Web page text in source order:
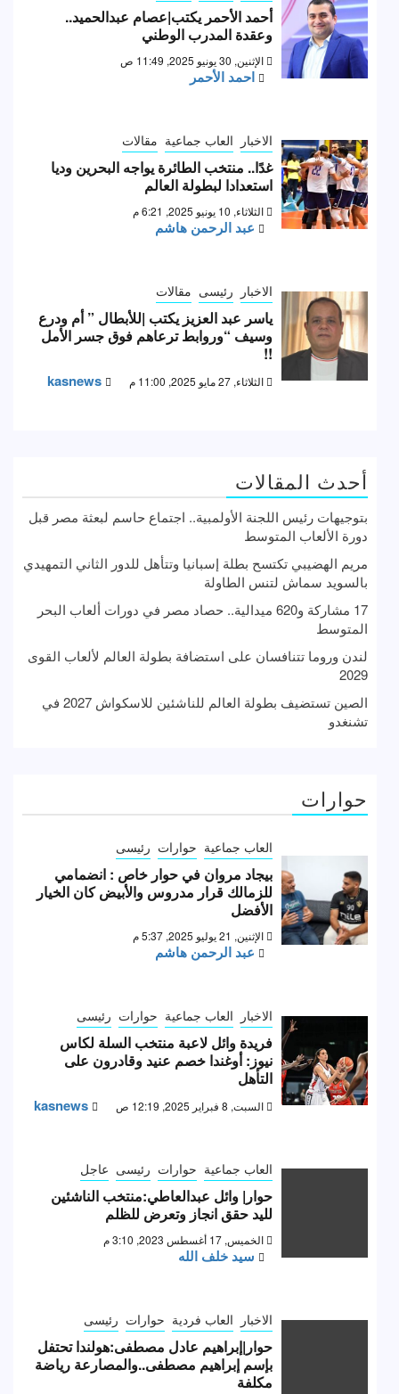
أحمد الأحمر يكتب|عصام عبدالحميد..
وعقدة المدرب الوطني
الإثنين, 30 يونيو 2025, 11:49 ص
احمد الأحمر
الاخبار العاب جماعية مقالات
غدًا.. منتخب الطائرة يواجه البحرين وديا
استعدادا لبطولة العالم
الثلاثاء, 10 يونيو 2025, 6:21 م
عبد الرحمن هاشم
الاخبار رئيسى مقالات
ياسر عبد العزيز يكتب |للأبطال ” أم ودرع
وسيف “وروابط ترعاهم فوق جسر الأمل
!!
الثلاثاء, 27 مايو 2025, 11:00 م kasnews
أحدث المقالات
بتوجيهات رئيس اللجنة الأولمبية.. اجتماع حاسم لبعثة مصر قبل
دورة الألعاب المتوسط
مريم الهضيبي تكتسح بطلة إسبانيا وتتأهل للدور الثاني التمهيدي
بالسويد سماش لتنس الطاولة
17 مشاركة و620 ميدالية.. حصاد مصر في دورات ألعاب البحر
المتوسط
لندن وروما تتنافسان على استضافة بطولة العالم لألعاب القوى
2029
الصين تستضيف بطولة العالم للناشئين للاسكواش 2027 في
تشنغدو
حوارات
العاب جماعية حوارات رئيسى
بيجاد مروان في حوار خاص : انضمامي
للزمالك قرار مدروس والأبيض كان الخيار
الأفضل
الإثنين, 21 يوليو 2025, 5:37 م
عبد الرحمن هاشم
الاخبار العاب جماعية حوارات رئيسى
فريدة وائل لاعبة منتخب السلة لكاس
نيوز: أوغندا خصم عنيد وقادرون على
التأهل
السبت, 8 فبراير 2025, 12:19 ص kasnews
العاب جماعية حوارات رئيسى عاجل
حوار| وائل عبدالعاطي:منتخب الناشئين
لليد حقق انجاز وتعرض للظلم
الخميس, 17 أغسطس 2023, 3:10 م
سيد خلف الله
الاخبار العاب فردية حوارات رئيسى
حوار|إبراهيم عادل مصطفى:هولندا تحتفل
بإسم إبراهيم مصطفى..والمصارعة رياضة
مكلفة